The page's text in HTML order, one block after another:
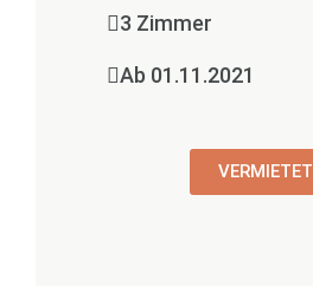
3 Zimmer
Ab 01.11.2021
VERMIETET